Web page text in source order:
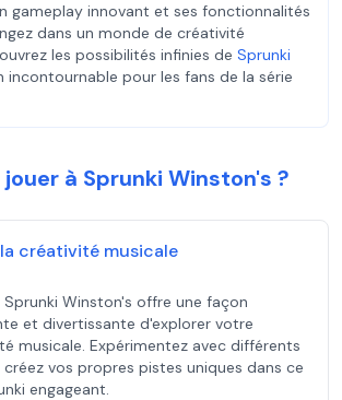
gameplay innovant et ses fonctionnalités
dans un monde de créativité
les possibilités infinies de Sprunki
incontournable pour les fans de la série
à Sprunki Winston's ?
créativité musicale
Sprunki Winston's offre une façon
et divertissante d'explorer votre
musicale. Expérimentez avec différents
vos propres pistes uniques dans ce
engageant.